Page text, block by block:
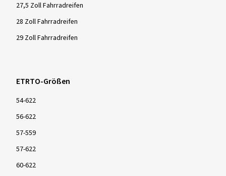
27,5 Zoll Fahrradreifen
28 Zoll Fahrradreifen
29 Zoll Fahrradreifen
ETRTO-Größen
54-622
56-622
57-559
57-622
60-622